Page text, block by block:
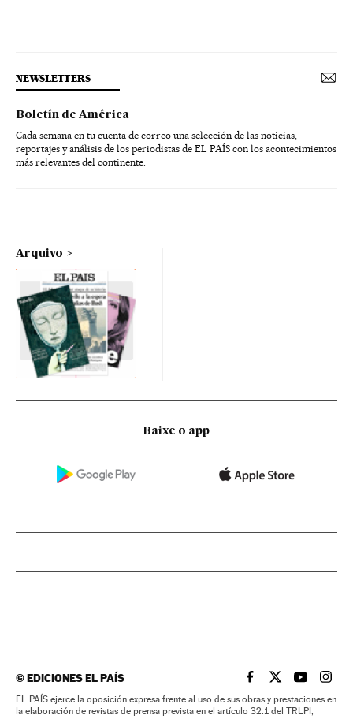
NEWSLETTERS
Boletín de América
Cada semana en tu cuenta de correo una selección de las noticias,
reportajes y análisis de los periodistas de EL PAÍS con los acontecimientos
más relevantes del continente.
Arquivo
Baixe o app
©EDICIONES EL PAÍS EL PAÍS BRASIL EN
EL PAÍSEL PAÍS
EL
EL PAÍS ejerce la oposición expresa frente al uso de sus obras y prestaciones en
la elaboración de revistas de prensa prevista en el artículo 32.1 del TRLPI;